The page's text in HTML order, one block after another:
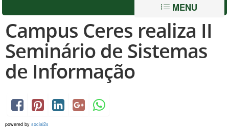
MENU
Campus Ceres realiza II
Seminário de Sistemas
de Informação
powered by social2s